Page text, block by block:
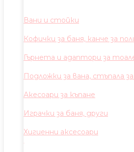
Вани и стойки
Кофички за баня, канче за
Гърнета и адаптори за
Подложки за вана, стъпала
Акесоари за къпане
Играчки за баня, други
Хигиенни аксесоари